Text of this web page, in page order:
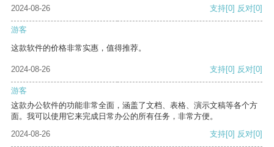
2024-08-26
支持[0] 反对[0]
游客
这款软件的价格非常实惠，值得推荐。
2024-08-26 支持[0] 反对[0]
游客
这款办公软件的功能非常全面，涵盖了文档、表格、演示文稿等各个方
面。我可以使用它来完成日常办公的所有任务，非常方便。
2024-08-26
支持[0] 反对[0]